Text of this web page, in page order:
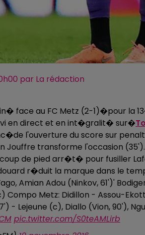
par La rédaction
face au FC Metz (2-1)�pour la
en direct et en int�gralit� sur�
l'ouverture du score sur
Jouffre transforme l'occasion
coup de pied arr�t� pour fusiller
r�duit la marque dans le
Amian Adou (Ninkov, 61')'
Compo Metz: Didillon - Assou-
- Lejeune (c), Diallo (Vion, 90'),
pic.twitter.com/S0teAMLirb